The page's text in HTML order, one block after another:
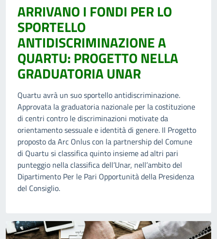
ARRIVANO I FONDI PER LO
SPORTELLO
ANTIDISCRIMINAZIONE A
QUARTU: PROGETTO NELLA
GRADUATORIA UNAR
Quartu avrà un suo sportello antidiscriminazione.
Approvata la graduatoria nazionale per la costituzione
di centri contro le discriminazioni motivate da
orientamento sessuale e identità di genere. Il Progetto
proposto da Arc Onlus con la partnership del Comune
di Quartu si classifica quinto insieme ad altri pari
punteggio nella classifica dell’Unar, nell’ambito del
Dipartimento Per le Pari Opportunità della Presidenza
del Consiglio.